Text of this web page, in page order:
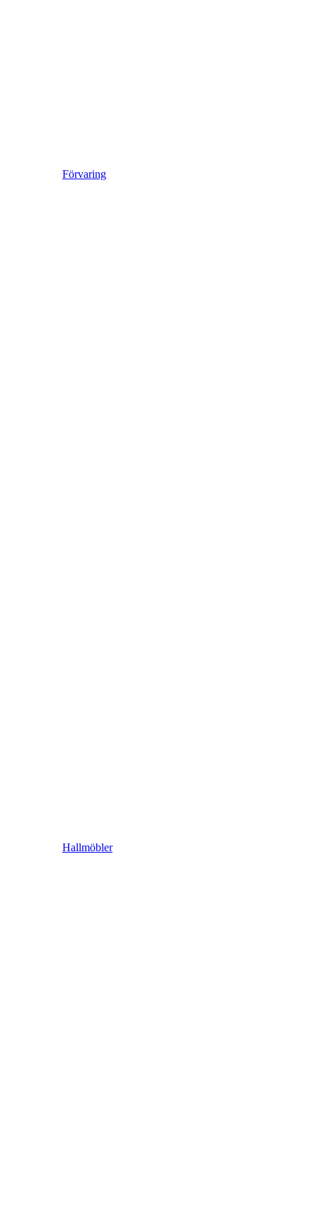
Förvaring
Hallmöbler